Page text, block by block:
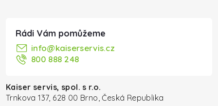
info@kaiserservis.cz
800 888 248
Kaiser servis, spol. s r.o.
Trnkova 137, 628 00 Brno, Česká Republika